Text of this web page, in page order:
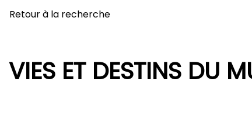
Retour à la recherche
VIES ET DESTINS DU